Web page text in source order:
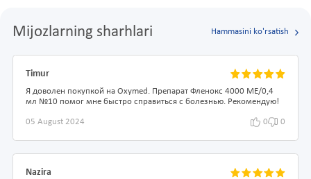
Mijozlarning sharhlari Hammasini ko'rsatish
Timur
Я доволен покупкой на Oxymed. Препарат Фленокс 4000 МЕ/0,4
мл №10 помог мне быстро справиться с болезнью. Рекомендую!
05 August 2024 0 0
Nazira